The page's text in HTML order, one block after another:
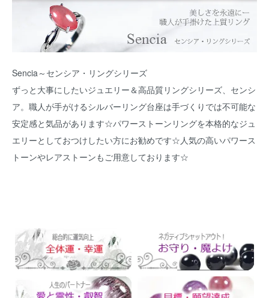
Sencia～センシア・リングシリーズ
ずっと大事にしたいジュエリー＆高品質リングシリーズ、センシ
ア。職人が手がけるシルバーリング台座は手づくりでは不可能な
安定感と気品があります☆パワーストーンリングを本格的なジュ
エリーとしておつけしたい方にお勧めです☆人気の高いパワース
トーンやレアストーンもご用意しております☆